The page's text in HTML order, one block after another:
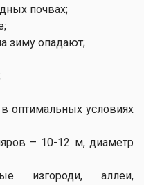
почвах;
зиму опадают;
оптимальных условиях
– 10-12 м, диаметр
изгороди, аллеи,